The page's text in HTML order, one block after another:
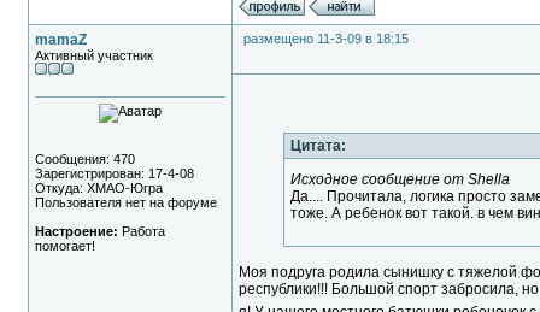
mamaZ
Активный участник
Сообщения: 470
Зарегистрирован: 17-4-08
Откуда: ХМАО-Югра
Пользователя нет на форуме
Настроение: Работа
помогает!
размещено 11-3-09 в 18:15
Цитата:
Исходное сообщение от Shella
Да.... Прочитала, логика просто
тоже. А ребенок вот такой. в чем
Моя подруга родила сынишку с тяжелой
республики!!! Большой спорт забросила,